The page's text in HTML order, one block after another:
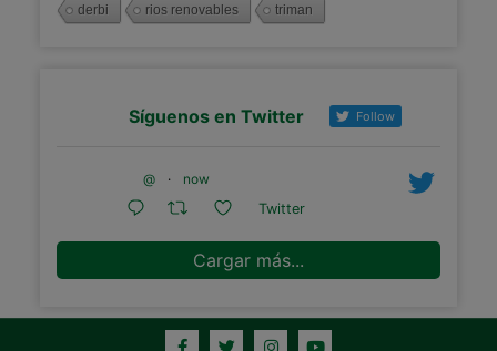
derbi rios renovables triman
Síguenos en Twitter Follow
@ ·
now
Twitter
Cargar más...